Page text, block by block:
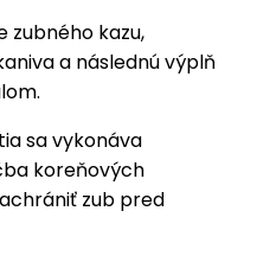
zubného kazu,
a následnú výplň
sa vykonáva
koreňových
zub pred